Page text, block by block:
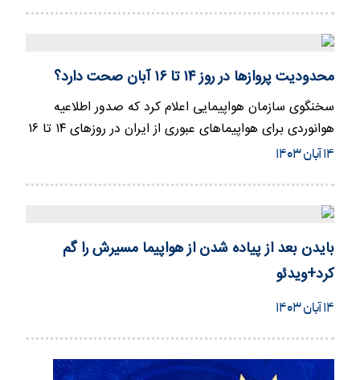
محدودیت پروازها در روز ۱۴ تا ۱۶ آبان صحت دارد؟
سخنگوی سازمان هواپیمایی اعلام کرد که صدور اطلاعیه
هوانوردی برای هواپیما‌های عبوری از ایران در روز‌های ۱۴ تا ۱۶
آبان…
۱۴ آبان ۱۴۰۳
بایدن بعد از پیاده شدن از هواپیما مسیرش را گم
کرد+ویدئو
۱۴ آبان ۱۴۰۳